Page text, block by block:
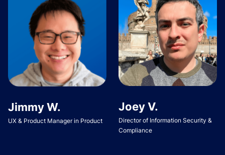
Jimmy W.
UX & Product Manager in Product
Joey V.
Director of Information Security &
Compliance